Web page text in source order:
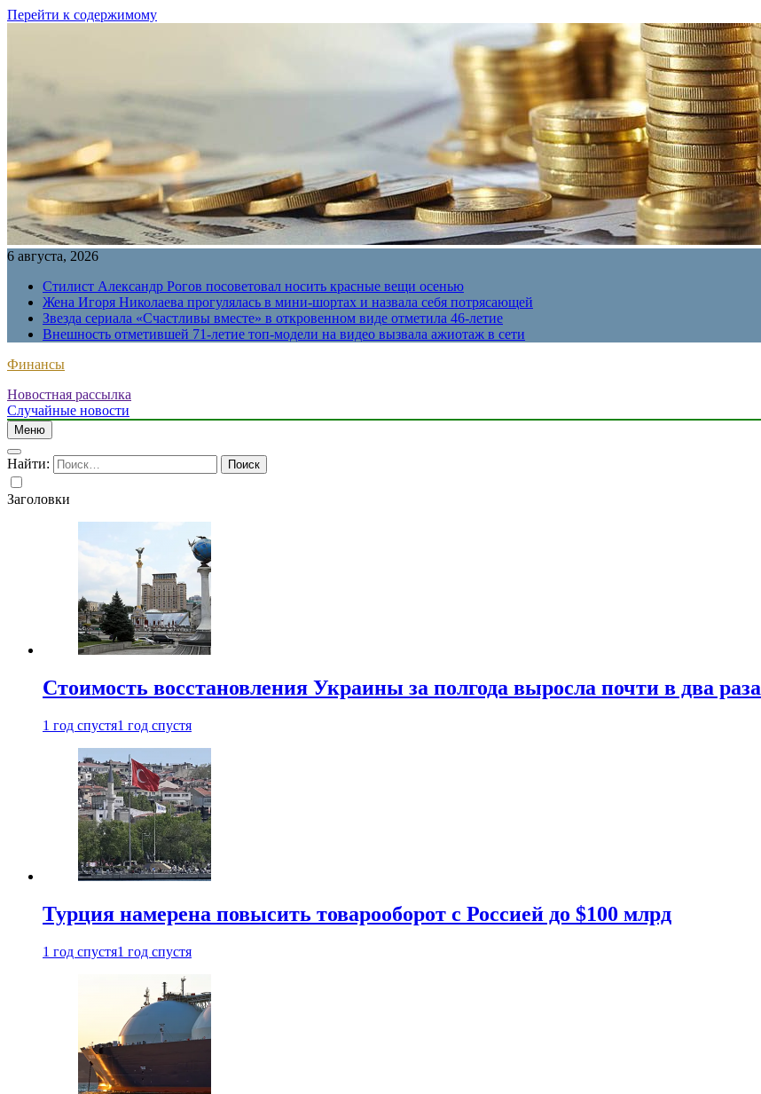
Перейти к содержимому
6 августа, 2026
Стилист Александр Рогов посоветовал носить красные вещи осенью
Жена Игоря Николаева прогулялась в мини-шортах и назвала себя потрясающей
Звезда сериала «Счастливы вместе» в откровенном виде отметила 46-летие
Внешность отметившей 71-летие топ-модели на видео вызвала ажиотаж в сети
Финансы
Новостная рассылка
Случайные новости
Меню
Найти:
Заголовки
Стоимость восстановления Украины за полгода выросла почти в два раза
1 год спустя1 год спустя
Турция намерена повысить товарооборот с Россией до $100 млрд
1 год спустя1 год спустя